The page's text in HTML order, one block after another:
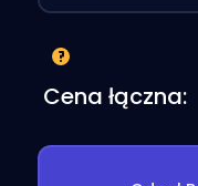
Cena łączna: